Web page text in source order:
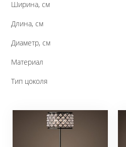
Ширина, см
Длина, см
Диаметр, см
Материал
Тип цоколя